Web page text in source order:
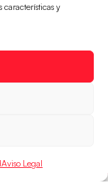
y
Aviso Legal
Suiza
Mundial
del